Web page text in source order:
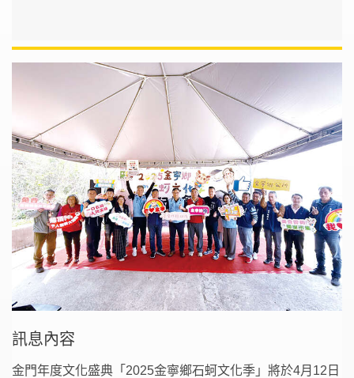
訊息內容
金門年度文化盛典「2025金寧鄉石蚵文化季」將於4月12日